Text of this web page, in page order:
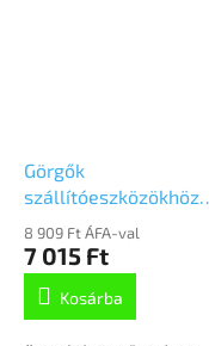
Görgők
szállítóeszközökhöz
125mm,
3470UFR125P62 kék
8 909 Ft ÁFA-val
7 015 Ft
Kosárba